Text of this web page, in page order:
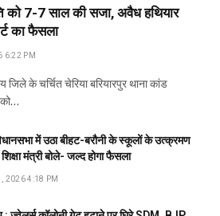
को 7-7 साल की सजा, अवैध हथियार
का फैसला
6:22 PM
के चर्चित चेरिया बरियारपुर थाना कांड
में उठा बीहट-बरौनी के स्कूलों के उत्क्रमण
शिक्षा मंत्री बोले- जल्द होगा फैसला
2026 4:18 PM